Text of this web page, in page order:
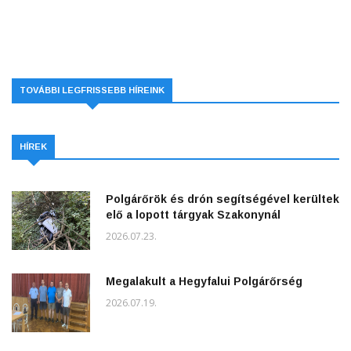
TOVÁBBI LEGFRISSEBB HÍREINK
HÍREK
Polgárőrök és drón segítségével kerültek
elő a lopott tárgyak Szakonynál
2026.07.23.
Megalakult a Hegyfalui Polgárőrség
2026.07.19.